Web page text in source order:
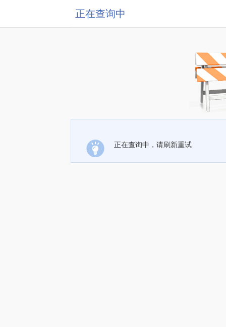
正在查询中
正在查询中，请刷新重试